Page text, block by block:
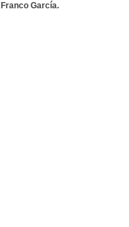
García.